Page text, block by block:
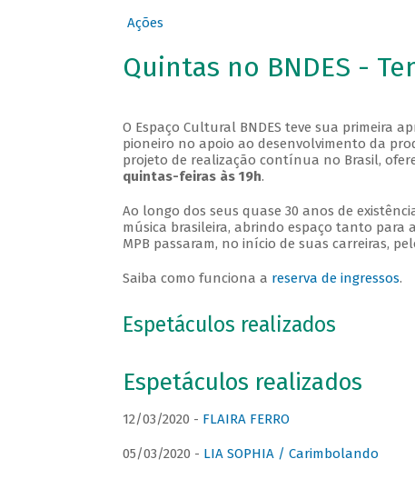
Ações
Quintas no BNDES -
O Espaço Cultural BNDES teve sua primeira
pioneiro no apoio ao desenvolvimento da
projeto de realização contínua no Brasil,
quintas-feiras às 19h.
Ao longo dos seus quase 30 anos de
música brasileira, abrindo espaço tanto
MPB passaram, no início de suas carreiras,
Saiba como funciona a reserva de ingressos.
Espetáculos realizados
Espetáculos realizados
12/03/2020 - FLAIRA FERRO
05/03/2020 - LIA SOPHIA / Carimbolando